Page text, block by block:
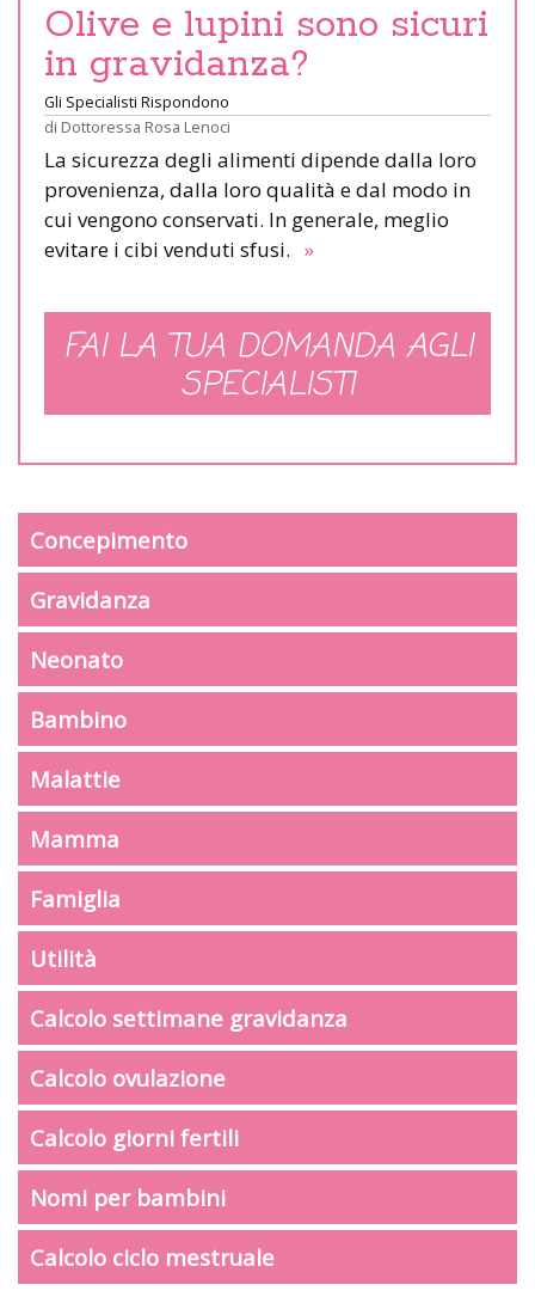
Olive e lupini sono sicuri
in gravidanza?
Gli Specialisti Rispondono
di Dottoressa Rosa Lenoci
La sicurezza degli alimenti dipende dalla loro
provenienza, dalla loro qualità e dal modo in
cui vengono conservati. In generale, meglio
evitare i cibi venduti sfusi. »
FAI LA TUA DOMANDA AGLI
SPECIALISTI
Concepimento
Gravidanza
Neonato
Bambino
Malattie
Mamma
Famiglia
Utilità
Calcolo settimane gravidanza
Calcolo ovulazione
Calcolo giorni fertili
Nomi per bambini
Calcolo ciclo mestruale